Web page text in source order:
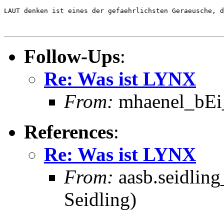
LAUT denken ist eines der gefaehrlichsten Geraeusche,
Follow-Ups:
Re: Was ist LYNX
From:
References:
Re: Was ist LYNX
From:
Seidling)